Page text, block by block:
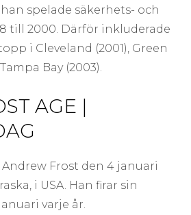
han spelade säkerhets- och
till 2000. Därför inkluderade
i Cleveland (2001), Green
Bay (2003).
AGE |
Frost den 4 januari
i USA. Han firar sin
varje år.